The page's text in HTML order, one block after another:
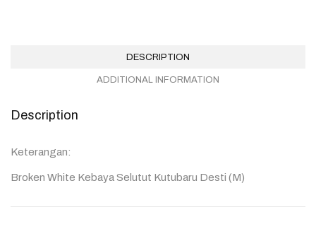
DESCRIPTION
ADDITIONAL INFORMATION
Description
Keterangan:
Broken White Kebaya Selutut Kutubaru Desti (M)